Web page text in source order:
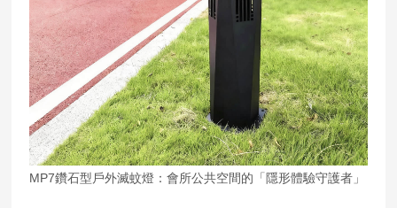
MP7鑽石型戶外滅蚊燈：會所公共空間的「隱形體驗守護者」